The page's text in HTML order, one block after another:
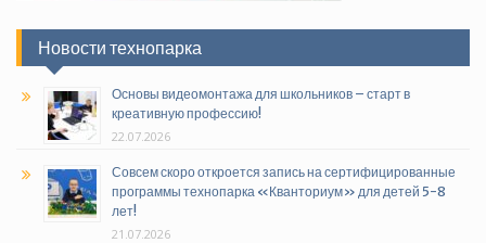
Новости технопарка
Основы видеомонтажа для школьников – старт в
креативную профессию!
22.07.2026
Совсем скоро откроется запись на сертифицированные
программы технопарка «Кванториум» для детей 5-8
лет!
21.07.2026